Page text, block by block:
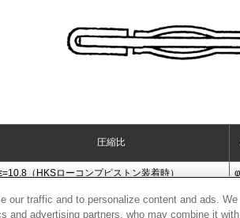
圧縮比
（HKSローコンプピストン装着時）
our traffic and to personalize content and ads. We
and advertising partners, who may combine it